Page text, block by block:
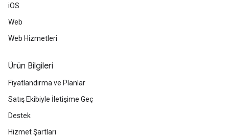
iOS
Web
Web Hizmetleri
Ürün Bilgileri
Fiyatlandırma ve Planlar
Satış Ekibiyle İletişime Geç
Destek
Hizmet Şartları